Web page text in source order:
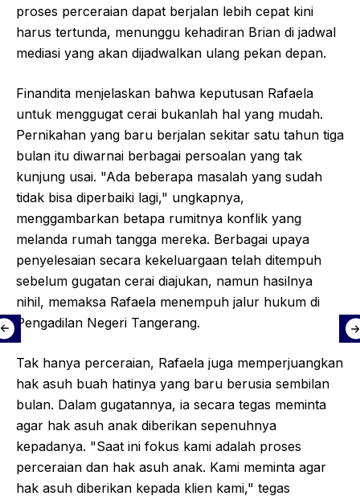
proses perceraian dapat berjalan lebih cepat kini
harus tertunda, menunggu kehadiran Brian di jadwal
mediasi yang akan dijadwalkan ulang pekan depan.
Finandita menjelaskan bahwa keputusan Rafaela
untuk menggugat cerai bukanlah hal yang mudah.
Pernikahan yang baru berjalan sekitar satu tahun tiga
bulan itu diwarnai berbagai persoalan yang tak
kunjung usai. "Ada beberapa masalah yang sudah
tidak bisa diperbaiki lagi," ungkapnya,
menggambarkan betapa rumitnya konflik yang
melanda rumah tangga mereka. Berbagai upaya
penyelesaian secara kekeluargaan telah ditempuh
sebelum gugatan cerai diajukan, namun hasilnya
nihil, memaksa Rafaela menempuh jalur hukum di
Pengadilan Negeri Tangerang.
Tak hanya perceraian, Rafaela juga memperjuangkan
hak asuh buah hatinya yang baru berusia sembilan
bulan. Dalam gugatannya, ia secara tegas meminta
agar hak asuh anak diberikan sepenuhnya
kepadanya. "Saat ini fokus kami adalah proses
perceraian dan hak asuh anak. Kami meminta agar
hak asuh diberikan kepada klien kami," tegas